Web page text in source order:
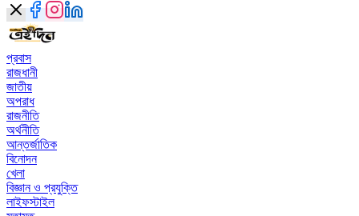
প্রবাস
রাজধানী
জাতীয়
অপরাধ
রাজনীতি
অর্থনীতি
আন্তর্জাতিক
বিনোদন
খেলা
বিজ্ঞান ও প্রযুক্তি
লাইফস্টাইল